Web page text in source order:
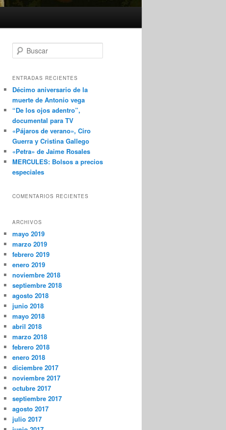
u
c
r
ENTRADAS RECIENTES
Décimo aniversario de la
muerte de Antonio vega
“De los ojos adentro”,
documental para TV
«Pájaros de verano», Ciro
Guerra y Cristina Gallego
«Petra» de Jaime Rosales
MERCULES: Bolsos a precios
especiales
COMENTARIOS RECIENTES
ARCHIVOS
mayo 2019
marzo 2019
febrero 2019
enero 2019
noviembre 2018
septiembre 2018
agosto 2018
junio 2018
mayo 2018
abril 2018
marzo 2018
febrero 2018
enero 2018
diciembre 2017
noviembre 2017
octubre 2017
septiembre 2017
agosto 2017
julio 2017